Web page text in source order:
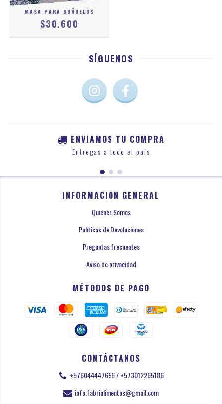
MASA PARA BUÑUELOS
$30.600
SÍGUENOS
ENVIAMOS TU COMPRA
Entregas a todo el país
INFORMACION GENERAL
Quiénes Somos
Políticas de Devoluciones
Preguntas frecuentes
Aviso de privacidad
MÉTODOS DE PAGO
CONTÁCTANOS
+576044447696 / +573012265186
info.fabrialimentos@gmail.com